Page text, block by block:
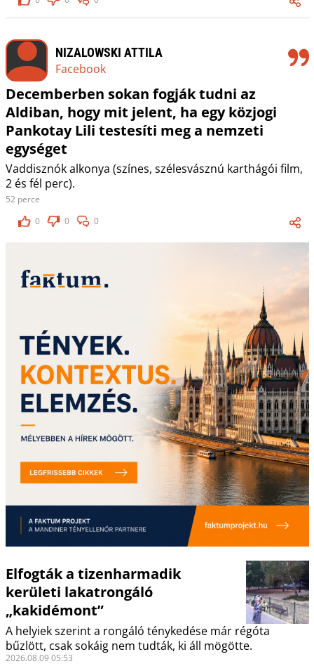
NIZALOWSKI ATTILA
Facebook
Decemberben sokan fogják tudni az
Aldiban, hogy mit jelent, ha egy közjogi
Pankotay Lili testesíti meg a nemzeti
egységet
Vaddisznók alkonya (színes, szélesvásznú karthágói film,
2 és fél perc).
52 perce
0
0 0
Elfogták a tizenharmadik
kerületi lakatrongáló
„kakidémont”
A helyiek szerint a rongáló ténykedése már régóta
bűzlött, csak sokáig nem tudták, ki áll mögötte.
2026.08.09 05:53